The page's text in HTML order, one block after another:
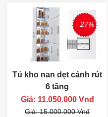
- 27%
Tủ kho nan dẹt cánh rút
6 tầng
Giá: 11.050.000 Vnđ
Giá: 15.000.000 Vnđ